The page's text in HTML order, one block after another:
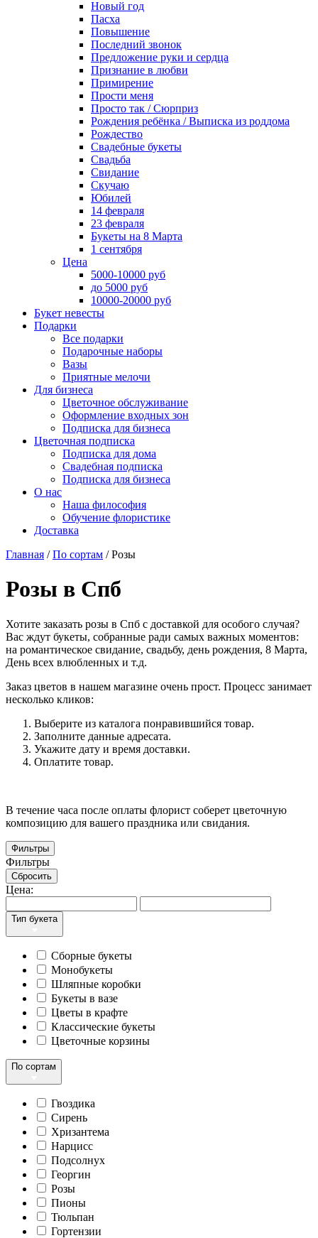
Новый год
Пасха
Повышение
Последний звонок
Предложение руки и сердца
Признание в любви
Примирение
Прости меня
Просто так / Сюрприз
Рождения ребёнка / Выписка из роддома
Рождество
Свадебные букеты
Свадьба
Свидание
Скучаю
Юбилей
14 февраля
23 февраля
Букеты на 8 Марта
1 сентября
Цена
5000-10000 руб
до 5000 руб
10000-20000 руб
Букет невесты
Подарки
Все подарки
Подарочные наборы
Вазы
Приятные мелочи
Для бизнеса
Цветочное обслуживание
Оформление входных зон
Подписка для бизнеса
Цветочная подписка
Подписка для дома
Свадебная подписка
Подписка для бизнеса
О нас
Наша философия
Обучение флористике
Доставка
Главная / По сортам /Розы
Розы в Спб
Хотите заказать розы в Спб с доставкой для особого случая?
Вас ждут букеты, собранные ради самых важных моментов:
на романтическое свидание, свадьбу, день рождения, 8 Марта,
День всех влюбленных и т.д.
Заказ цветов в нашем магазине очень прост. Процесс занимает
несколько кликов:
Выберите из каталога понравившийся товар.
Заполните данные адресата.
Укажите дату и время доставки.
Оплатите товар.
В течение часа после оплаты флорист соберет цветочную
композицию для вашего праздника или свидания.
Фильтры
Фильтры
Сбросить
Цена:
Тип букета
Сборные букеты
Монобукеты
Шляпные коробки
Букеты в вазе
Цветы в крафте
Классические букеты
Цветочные корзины
По сортам
Гвоздика
Сирень
Хризантема
Нарцисс
Подсолнух
Георгин
Розы
Пионы
Тюльпан
Гортензии